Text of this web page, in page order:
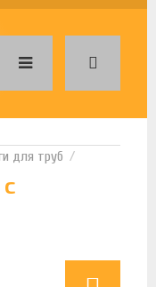
для труб